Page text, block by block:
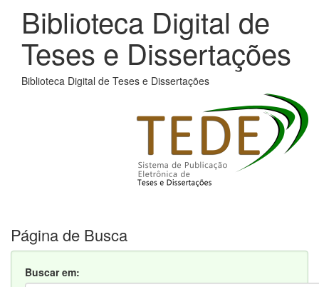
Biblioteca Digital de
Teses e Dissertações
Biblioteca Digital de Teses e Dissertações
Página de Busca
Buscar em: